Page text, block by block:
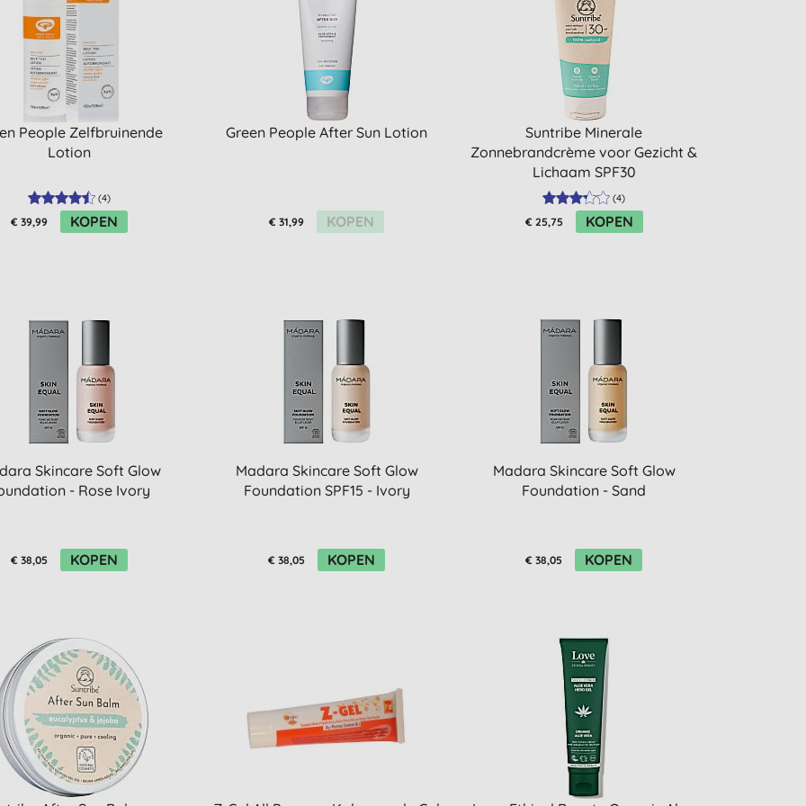
People Zelfbruinende
Lotion
(4)
€ 39,99 KOPEN
Green People After Sun Lotion
€ 31,99 KOPEN
Suntribe Minerale
Zonnebrandcrème voor Gezicht &
Lichaam SPF30
(4)
€ 25,75 KOPEN
Skincare Soft Glow
- Rose Ivory
€ 38,05 KOPEN
Madara Skincare Soft Glow
Foundation SPF15 - Ivory
€ 38,05 KOPEN
Madara Skincare Soft Glow
Foundation - Sand
€ 38,05 KOPEN